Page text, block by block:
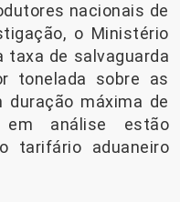
nacionais de
o Ministério
taxa de salvaguarda
tonelada sobre as
máxima de
análise estão
tarifário aduaneiro